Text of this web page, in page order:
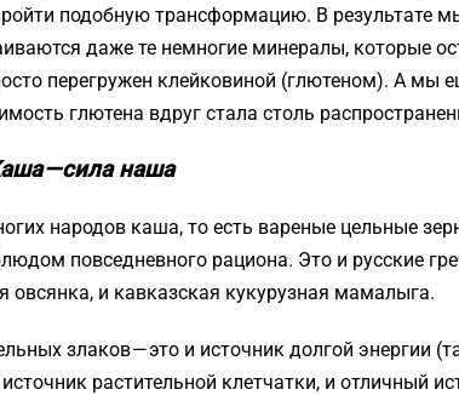
подобную трансформацию. В результате
даже те немногие минералы, которые
перегружен клейковиной (глютеном). А мы
глютена вдруг стала столь
— сила наша
народов каша, то есть вареные цельные
повседневного рациона. Это и русские
овсянка, и кавказская кукурузная мамалыга.
злаков — это и источник долгой энергии
растительной клетчатки, и отличный